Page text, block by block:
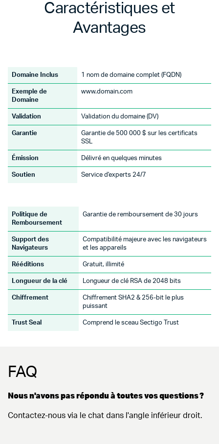
Caractéristiques et
Avantages
Domaine Inclus 1 nom de domaine complet (FQDN)
Exemple de
Domaine
www.domain.com
Validation Validation du domaine (DV)
Garantie
Garantie de 500 000 $ sur les certificats
SSL
Émission Délivré en quelques minutes
Soutien Service d'experts 24/7
Politique de
Remboursement
Garantie de remboursement de 30 jours
Support des
Navigateurs
Compatibilité majeure avec les navigateurs
et les appareils
Rééditions Gratuit, illimité
Longueur de la clé Longueur de clé RSA de 2048 bits
Chiffrement
Chiffrement SHA2 & 256-bit le plus
puissant
Trust Seal Comprend le sceau Sectigo Trust
FAQ
Nous n'avons pas répondu à toutes vos questions ?
Contactez-nous via le chat dans l'angle inférieur droit.